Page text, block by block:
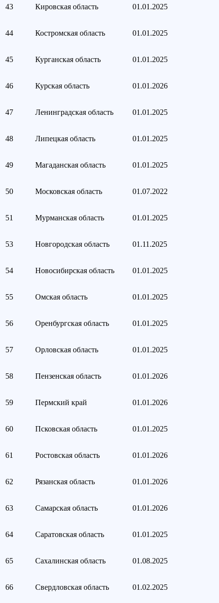
43 Кировская область 01.01.2025
44 Костромская область 01.01.2025
45 Курганская область 01.01.2025
46 Курская область 01.01.2026
47 Ленинградская область 01.01.2025
48 Липецкая область 01.01.2025
49 Магаданская область 01.01.2025
50 Московская область 01.07.2022
51 Мурманская область 01.01.2025
53 Новгородская область 01.11.2025
54 Новосибирская область 01.01.2025
55 Омская область 01.01.2025
56 Оренбургская область 01.01.2025
57 Орловская область 01.01.2025
58 Пензенская область 01.01.2026
59 Пермский край 01.01.2026
60 Псковская область 01.01.2025
61 Ростовская область 01.01.2026
62 Рязанская область 01.01.2026
63 Самарская область 01.01.2026
64 Саратовская область 01.01.2025
65 Сахалинская область 01.08.2025
66 Свердловская область 01.02.2025